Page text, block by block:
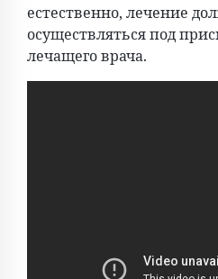
естественно, лечение
осуществляться под
лечащего врача.